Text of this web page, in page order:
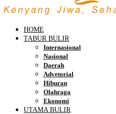
HOME
TABUR BULIR
Internasional
Nasional
Daerah
Advetorial
Hiburan
Olahraga
Ekonomi
UTAMA BULIR